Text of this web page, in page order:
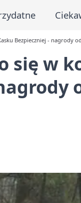
Bezpieczniej - nagrody
się w